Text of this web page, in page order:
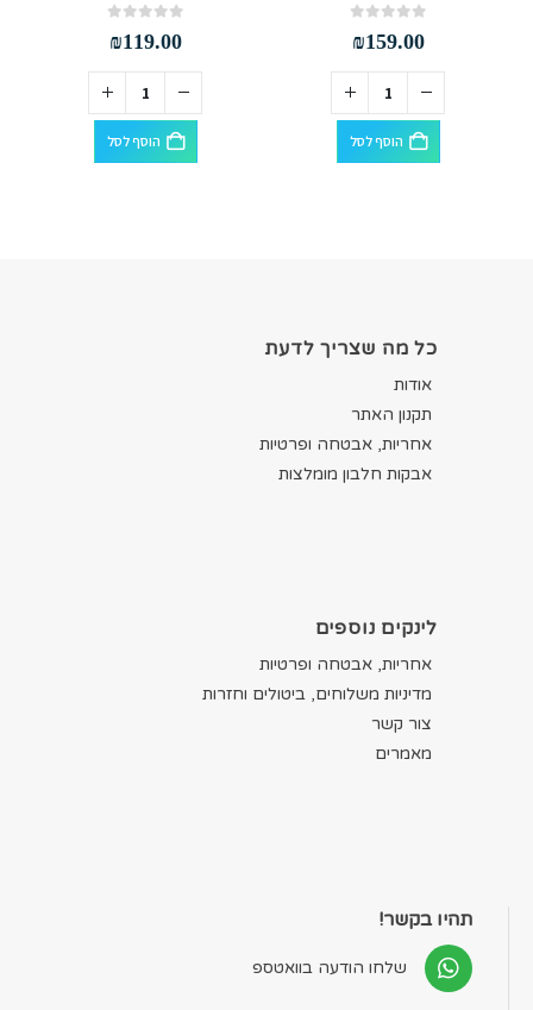
₪159.00
הוסף לסל
₪119.00
הוסף לסל
כל מה שצריך לדעת
אודות
תקנון האתר
אחריות, אבטחה ופרטיות
אבקות חלבון מומלצות
לינקים נוספים
אחריות, אבטחה ופרטיות
מדיניות משלוחים, ביטולים וחזרות
צור קשר
מאמרים
תהיו בקשר!
שלחו הודעה בוואטספ